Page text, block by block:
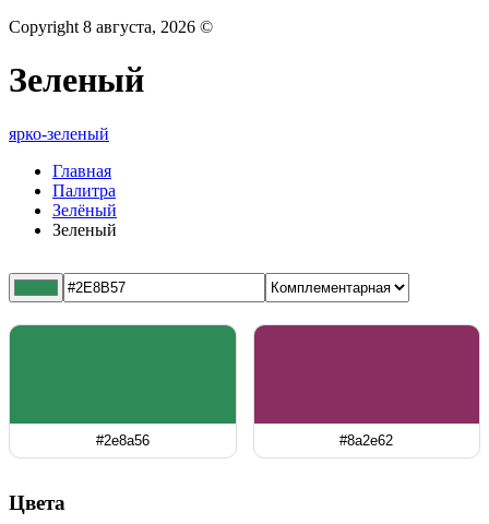
Copyright 8 августа, 2026 ©
Зеленый
ярко-зеленый
Главная
Палитра
Зелёный
Зеленый
#2e8a56 #8a2e62
Цвета